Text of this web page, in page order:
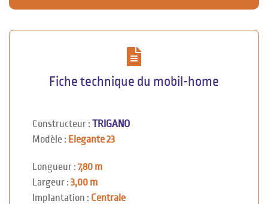
Fiche technique du mobil-home
Constructeur : TRIGANO
Modèle : Elegante 23
Longueur : 7,80 m
Largeur : 3,00 m
Implantation : Centrale